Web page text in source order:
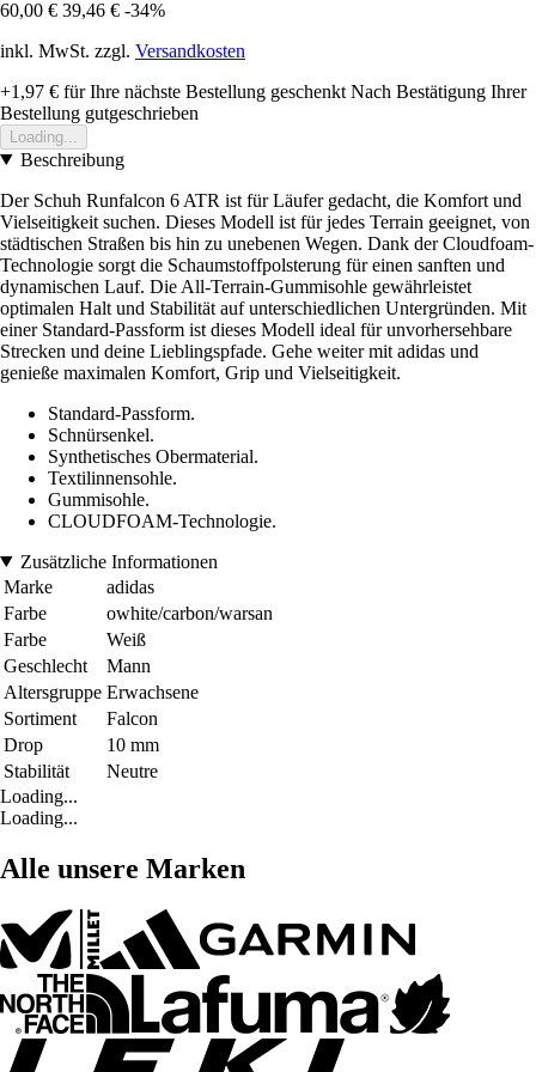
60,00 € 39,46 € -34%
inkl. MwSt. zzgl. Versandkosten
+1,97 € für Ihre nächste Bestellung geschenkt Nach Bestätigung Ihrer
Bestellung gutgeschrieben
Loading...
Beschreibung
Der Schuh Runfalcon 6 ATR ist für Läufer gedacht, die Komfort und
Vielseitigkeit suchen. Dieses Modell ist für jedes Terrain geeignet, von
städtischen Straßen bis hin zu unebenen Wegen. Dank der Cloudfoam-
Technologie sorgt die Schaumstoffpolsterung für einen sanften und
dynamischen Lauf. Die All-Terrain-Gummisohle gewährleistet
optimalen Halt und Stabilität auf unterschiedlichen Untergründen. Mit
einer Standard-Passform ist dieses Modell ideal für unvorhersehbare
Strecken und deine Lieblingspfade. Gehe weiter mit adidas und
genieße maximalen Komfort, Grip und Vielseitigkeit.
Standard-Passform.
Schnürsenkel.
Synthetisches Obermaterial.
Textilinnensohle.
Gummisohle.
CLOUDFOAM-Technologie.
Zusätzliche Informationen
Marke
adidas
Farbe
owhite/carbon/warsan
Farbe
Weiß
Geschlecht
Mann
Altersgruppe Erwachsene
Sortiment
Falcon
Drop
10 mm
Stabilität
Neutre
Loading...
Loading...
Alle unsere Marken